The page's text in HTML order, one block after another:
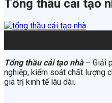
Tổng thầu cải tạo
Tổng thầu cải tạo nhà – Giải
nghiệp, kiểm soát chất lượng
giá trị kinh tế lâu dài.